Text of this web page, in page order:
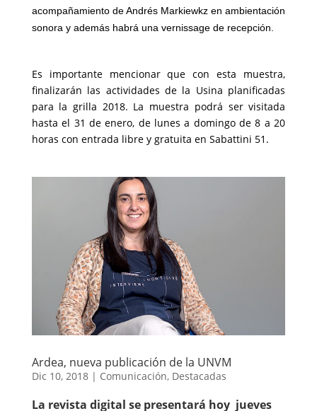
acompañamiento de Andrés Markiewkz en ambientación
sonora y además habrá una vernissage de recepción.
Es importante mencionar que con esta muestra,
finalizarán las actividades de la Usina planificadas
para la grilla 2018. La muestra podrá ser visitada
hasta el 31 de enero, de lunes a domingo de 8 a 20
horas con entrada libre y gratuita en Sabattini 51.
Ardea, nueva publicación de la UNVM
Dic 10, 2018| Comunicación, Destacadas
La revista digital se presentará hoy jueves